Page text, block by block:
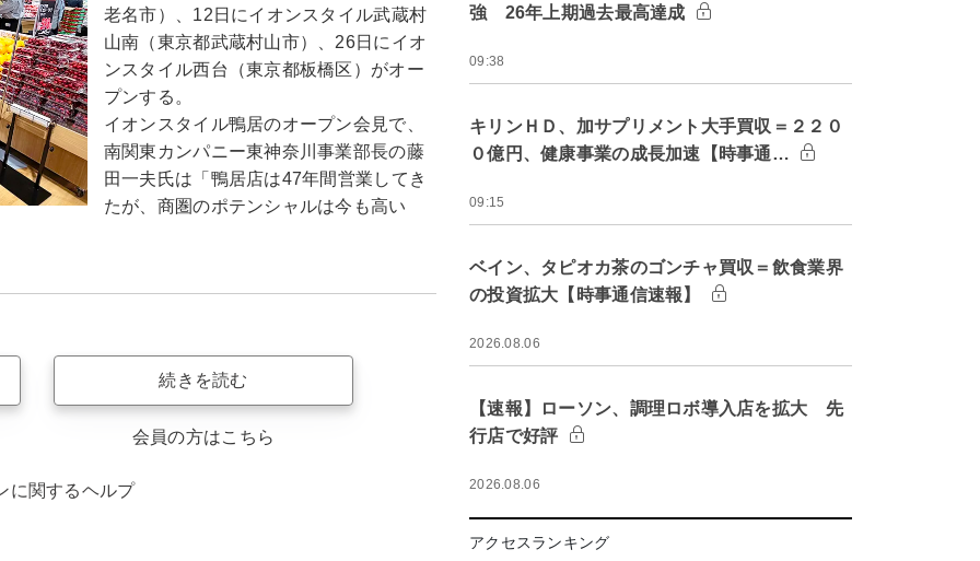
老名市）、12日にイオンスタイル武蔵村
山南（東京都武蔵村山市）、26日にイオ
ンスタイル西台（東京都板橋区）がオー
プンする。
イオンスタイル鴨居のオープン会見で、
南関東カンパニー東神奈川事業部長の藤
田一夫氏は「鴨居店は47年間営業してき
たが、商圏のポテンシャルは今も高い
続きを読む
会員の方はこちら
に関するヘルプ
強 26年上期過去最高達成
09:38
キリンＨＤ、加サプリメント大手買収＝２２０
０億円、健康事業の成長加速【時事通…
09:15
ベイン、タピオカ茶のゴンチャ買収＝飲食業界
の投資拡大【時事通信速報】
2026.08.06
【速報】ローソン、調理ロボ導入店を拡大 先
行店で好評
2026.08.06
アクセスランキング